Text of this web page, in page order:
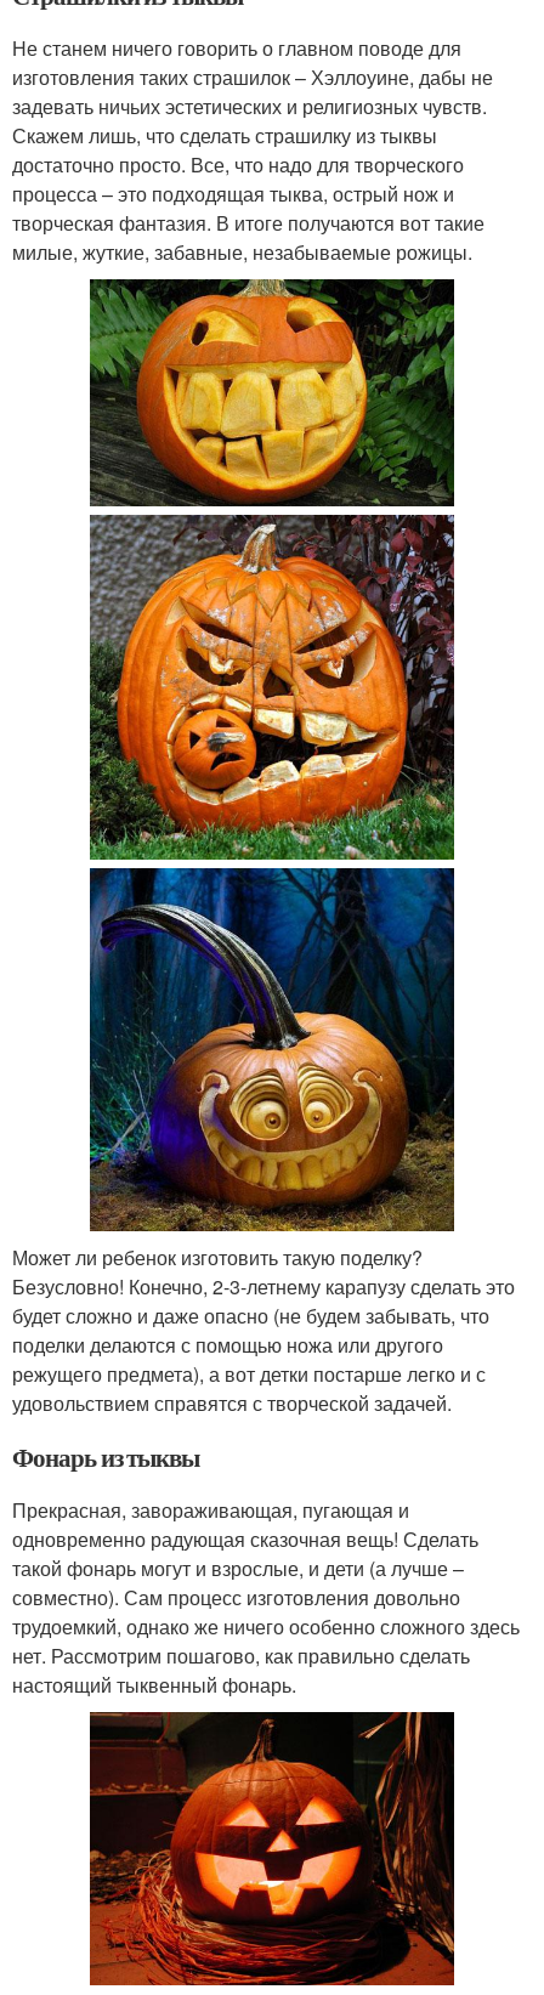
Не станем ничего говорить о главном поводе для
изготовления таких страшилок – Хэллоуине, дабы не
задевать ничьих эстетических и религиозных чувств.
Скажем лишь, что сделать страшилку из тыквы
достаточно просто. Все, что надо для творческого
процесса – это подходящая тыква, острый нож и
творческая фантазия. В итоге получаются вот такие
милые, жуткие, забавные, незабываемые рожицы.
Может ли ребенок изготовить такую поделку?
Безусловно! Конечно, 2-3-летнему карапузу сделать это
будет сложно и даже опасно (не будем забывать, что
поделки делаются с помощью ножа или другого
режущего предмета), а вот детки постарше легко и с
удовольствием справятся с творческой задачей.
Фонарь из тыквы
Прекрасная, завораживающая, пугающая и
одновременно радующая сказочная вещь! Сделать
такой фонарь могут и взрослые, и дети (а лучше –
совместно). Сам процесс изготовления довольно
трудоемкий, однако же ничего особенно сложного здесь
нет. Рассмотрим пошагово, как правильно сделать
настоящий тыквенный фонарь.